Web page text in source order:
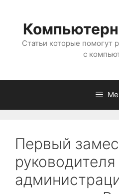
содержимому
Статьи которые помогут
с
Первый
руководителя